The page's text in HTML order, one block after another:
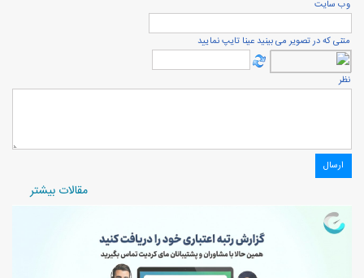
وب سایت
متنی که در تصویر می بینید عینا تایپ نمایید
نظر
مقالات بیشتر